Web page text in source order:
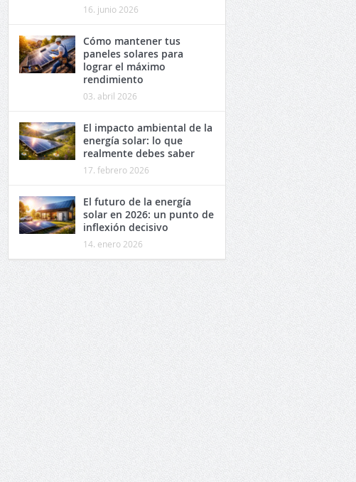
16. junio 2026
Cómo mantener tus
paneles solares para
lograr el máximo
rendimiento
03. abril 2026
El impacto ambiental de la
energía solar: lo que
realmente debes saber
17. febrero 2026
El futuro de la energía
solar en 2026: un punto de
inflexión decisivo
14. enero 2026